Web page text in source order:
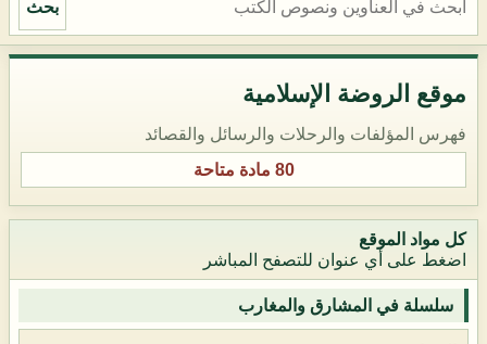
بحث
موقع الروضة الإسلامية
فهرس المؤلفات والرحلات والرسائل والقصائد
80 مادة متاحة
كل مواد الموقع
اضغط على أي عنوان للتصفح المباشر
سلسلة في المشارق والمغارب